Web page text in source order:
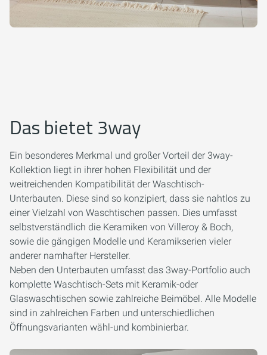
Das bietet 3way
Ein besonderes Merkmal und großer Vorteil der 3way-
Kollektion liegt in ihrer hohen Flexibilität und der
weitreichenden Kompatibilität der Waschtisch-
Unterbauten. Diese sind so konzipiert, dass sie nahtlos zu
einer Vielzahl von Waschtischen passen. Dies umfasst
selbstverständlich die Keramiken von Villeroy & Boch,
sowie die gängigen Modelle und Keramikserien vieler
anderer namhafter Hersteller.
Neben den Unterbauten umfasst das 3way-Portfolio auch
komplette Waschtisch-Sets mit Keramik-oder
Glaswaschtischen sowie zahlreiche Beimöbel. Alle Modelle
sind in zahlreichen Farben und unterschiedlichen
Öffnungsvarianten wähl-und kombinierbar.